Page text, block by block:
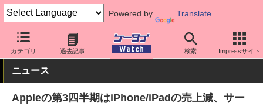
Powered by Translate
カテゴリ 過去記事 検索 Impressサイト
ケータイ Watch 業界動向 Apple
ニュース
Appleの第3四半期はiPhone/iPadの売上減、サー